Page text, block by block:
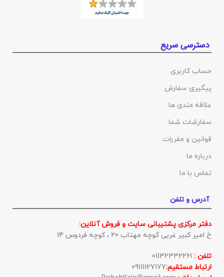
دسترسی سریع
حساب کاربری
پیگیری سفارش
علاقه مندی ها
سفارشات شما
قوانین و مقررات
درباره ما
تماس با ما
آدرس و تلفن
دفتر مرکزی پشتیبانی سایت و فروش آنلاین:
خ امیر کبیر غربی کوچه مهتاب 20 ، کوچه فردوس 14
تلفن :
ارتباط مستقیم:09111127177